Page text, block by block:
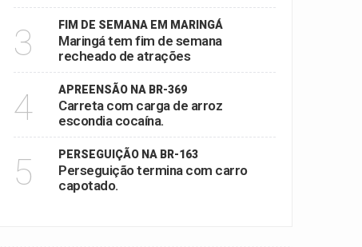
3 FIM DE SEMANA EM MARINGÁ
Maringá tem fim de semana
recheado de atrações
4 APREENSÃO NA BR-369
Carreta com carga de arroz
escondia cocaína.
5 PERSEGUIÇÃO NA BR-163
Perseguição termina com carro
capotado.